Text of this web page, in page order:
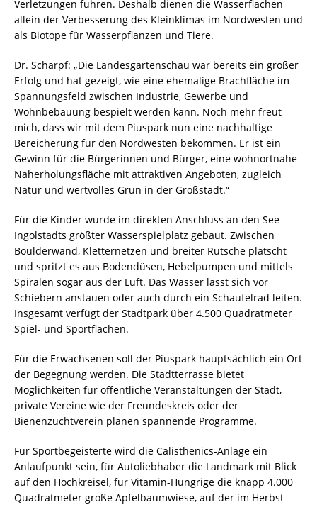
Verletzungen führen. Deshalb dienen die Wasserflächen
allein der Verbesserung des Kleinklimas im Nordwesten und
als Biotope für Wasserpflanzen und Tiere.
Dr. Scharpf: „Die Landesgartenschau war bereits ein großer
Erfolg und hat gezeigt, wie eine ehemalige Brachfläche im
Spannungsfeld zwischen Industrie, Gewerbe und
Wohnbebauung bespielt werden kann. Noch mehr freut
mich, dass wir mit dem Piuspark nun eine nachhaltige
Bereicherung für den Nordwesten bekommen. Er ist ein
Gewinn für die Bürgerinnen und Bürger, eine wohnortnahe
Naherholungsfläche mit attraktiven Angeboten, zugleich
Natur und wertvolles Grün in der Großstadt.“
Für die Kinder wurde im direkten Anschluss an den See
Ingolstadts größter Wasserspielplatz gebaut. Zwischen
Boulderwand, Kletternetzen und breiter Rutsche platscht
und spritzt es aus Bodendüsen, Hebelpumpen und mittels
Spiralen sogar aus der Luft. Das Wasser lässt sich vor
Schiebern anstauen oder auch durch ein Schaufelrad leiten.
Insgesamt verfügt der Stadtpark über 4.500 Quadratmeter
Spiel- und Sportflächen.
Für die Erwachsenen soll der Piuspark hauptsächlich ein Ort
der Begegnung werden. Die Stadtterrasse bietet
Möglichkeiten für öffentliche Veranstaltungen der Stadt,
private Vereine wie der Freundeskreis oder der
Bienenzuchtverein planen spannende Programme.
Für Sportbegeisterte wird die Calisthenics-Anlage ein
Anlaufpunkt sein, für Autoliebhaber die Landmark mit Blick
auf den Hochkreisel, für Vitamin-Hungrige die knapp 4.000
Quadratmeter große Apfelbaumwiese, auf der im Herbst